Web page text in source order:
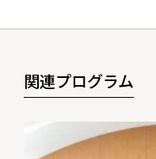
関連プログラム